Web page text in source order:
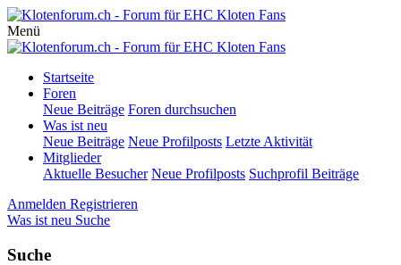
Menü
Startseite
Foren
Neue Beiträge Foren durchsuchen
Was ist neu
Neue Beiträge Neue Profilposts Letzte Aktivität
Mitglieder
Aktuelle Besucher Neue Profilposts Suchprofil Beiträge
Anmelden Registrieren
Was ist neu Suche
Suche